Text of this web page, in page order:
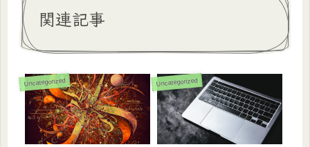
関連記事
Uncategorized Uncategorized